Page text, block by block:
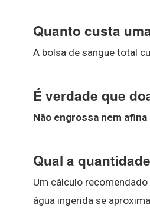
Quanto custa
A bolsa de sangue total
É verdade que
Não engrossa nem afina
Qual a
Um cálculo
água ingerida se